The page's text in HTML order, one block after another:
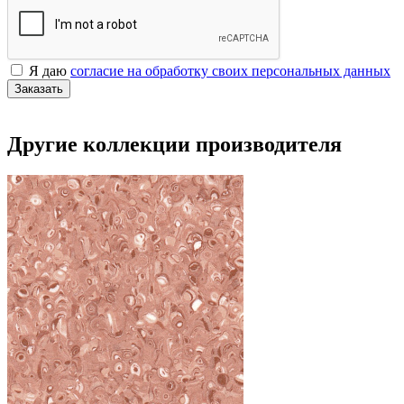
Я даю согласие на обработку своих персональных данных
Заказать
Другие коллекции производителя